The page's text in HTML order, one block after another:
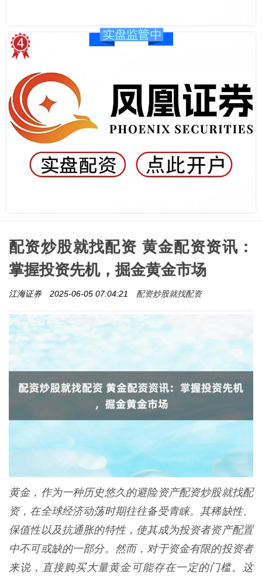
配资炒股就找配资 黄金配资资讯：
掌握投资先机，掘金黄金市场
江海证券 2025-06-05 07:04:21 配资炒股就找配资
黄金，作为一种历史悠久的避险资产配资炒股就找配
资，在全球经济动荡时期往往备受青睐。其稀缺性、
保值性以及抗通胀的特性，使其成为投资者资产配置
中不可或缺的一部分。然而，对于资金有限的投资者
来说，直接购买大量黄金可能存在一定的门槛。这